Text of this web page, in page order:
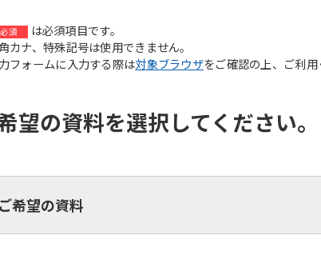
必須
は必須項目です。
カナ、特殊記号は使用できません。
フォームに入力する際は対象ブラウザをご確認の上、ご利用
望の資料を選択してください。
ご希望の資料